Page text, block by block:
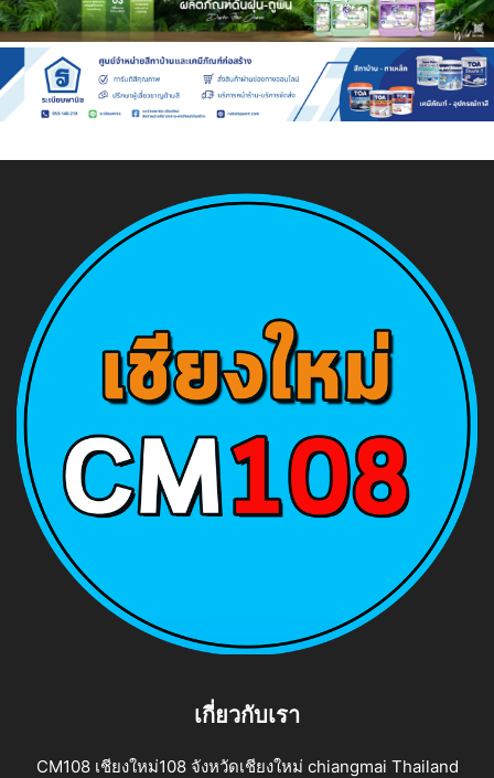
เกี่ยวกับเรา
CM108 เชียงใหม่108 จังหวัดเชียงใหม่ chiangmai Thailand